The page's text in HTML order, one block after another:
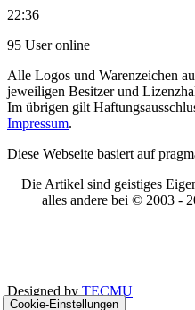
22:36
95 User online
Alle Logos und Warenzeichen
jeweiligen Besitzer und
Im übrigen gilt
Impressum.
Diese Webseite basiert auf
Die Artikel sind geistiges
alles andere bei © 2003 -
Designed by TECMU
Cookie-Einstellungen